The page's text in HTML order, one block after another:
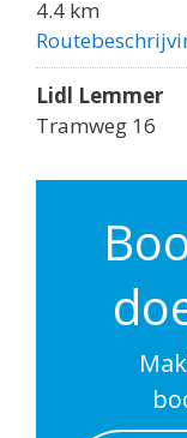
4.4 km
Lidl Lemmer
Tramweg 16
4.4 km
Sluisweg 3
Lemmer 8531DJ
Netherlands